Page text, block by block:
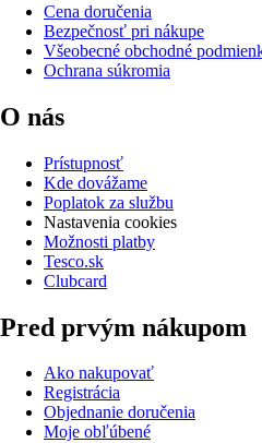
Cena doručenia
Bezpečnosť pri nákupe
Všeobecné obchodné
Ochrana súkromia
O nás
Prístupnosť
Kde dovážame
Poplatok za službu
Nastavenia cookies
Možnosti platby
Tesco.sk
Clubcard
Pred prvým nákupom
Ako nakupovať
Registrácia
Objednanie doručenia
Moje obľúbené